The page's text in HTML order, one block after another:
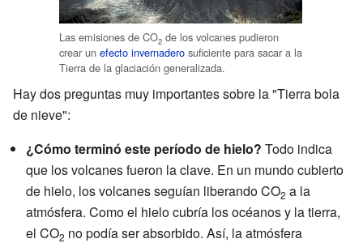
Las emisiones de CO2 de los volcanes pudieron
crear un efecto invernadero suficiente para sacar a la
Tierra de la glaciación generalizada.
Hay dos preguntas muy importantes sobre la "Tierra bola
de nieve":
¿Cómo terminó este período de hielo? Todo indica
que los volcanes fueron la clave. En un mundo cubierto
de hielo, los volcanes seguían liberando CO2 a la
atmósfera. Como el hielo cubría los océanos y la tierra,
el CO2 no podía ser absorbido. Así, la atmósfera